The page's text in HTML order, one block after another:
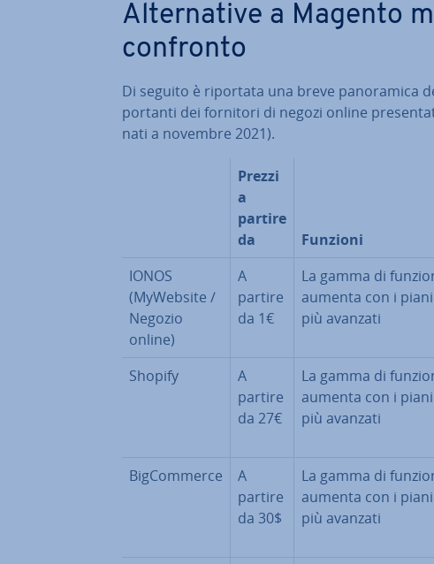
Al­ter­na­ti­ve a Magento
confronto
Di seguito è riportata una breve pa­no­ra­mi­ca
por­tan­ti dei fornitori di negozi online
na­ti a novembre 2021).
Prezzi
a
partire
da
Funzioni
IONOS
(MyWebsite /
Negozio
online)
A
partire
da 1€
La gamma di
aumenta con i piani
più avanzati
Shopify
A
partire
da 27€
La gamma di
aumenta con i piani
più avanzati
Bi­g­Com­mer­ce
A
partire
da 30$
La gamma di
aumenta con i piani
più avanzati